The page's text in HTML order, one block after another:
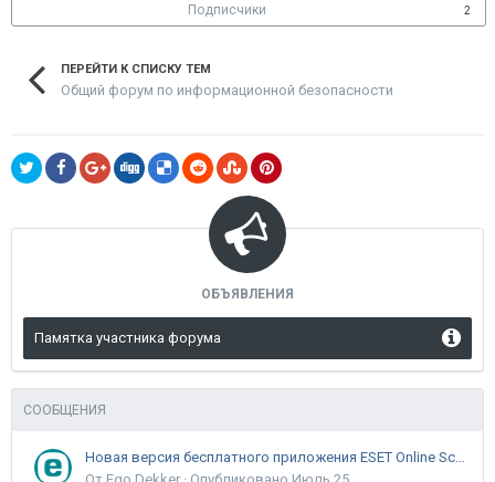
Подписчики 2
ПЕРЕЙТИ К СПИСКУ ТЕМ
Общий форум по информационной безопасности
ОБЪЯВЛЕНИЯ
Памятка участника форума
СООБЩЕНИЯ
Новая версия бесплатного приложения ESET Online Scanner доступна пользователям